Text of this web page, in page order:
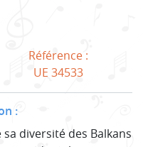
Référence :
UE 34533
:
diversité des Balkans